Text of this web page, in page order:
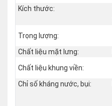
Kích thước:
Trọng lượng:
Chất liệu mặt lưng:
Chất liệu khung viền:
Chỉ số kháng nước, bụi: